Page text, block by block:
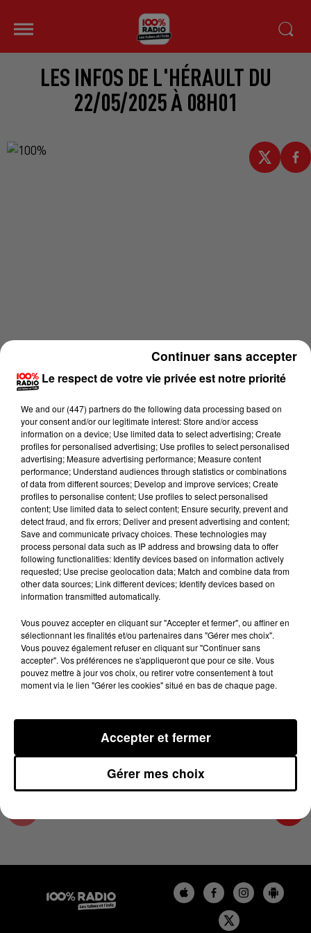
LES INFOS DE L'HÉRAULT DU
22/05/2025 À 08H01
Lecture (4 min 15 sec)
100%
100% Radio les infos de l'Hérault
22 mai 2025 - 4 min 15 sec
LES INFOS DE L'HÉRAULT DU 22/05/2025 À
08H01
Podcasts infos de l'Hérault
Le respect de votre vie privée est notre priorité
We and our (447) partnersdo the following data processing based on
your consent and/or our legitimate interest: Store and/or access
information on a device; Use limited data to select advertising; Create
profiles for personalised advertising; Use profiles to select personalised
advertising; Measure advertising performance; Measure content
performance; Understand audiences through statistics or combinations
of data from different sources; Develop and improve services; Create
profiles to personalise content; Use profiles to select personalised
content; Use limited data to select content; Ensure security, prevent and
detect fraud, and fix errors; Deliver and present advertising and content;
Save and communicate privacy choices. These technologies may
process personal data such as IP address and browsing data to offer
following functionalities: Identify devices based on information actively
requested; Use precise geolocation data; Match and combine data from
other data sources; Link different devices; Identify devices based on
information transmitted automatically.
Vous pouvez accepter en cliquant sur "Accepter et fermer", ou affiner en
sélectionnant les finalités et/ou partenaires dans "Gérer mes choix".
Vous pouvez également refuser en cliquant sur "Continuer sans
accepter". Vos préférences ne s'appliqueront que pour ce site. Vous
pouvez mettre à jour vos choix, ou retirer votre consentement à tout
moment via le lien "Gérer les cookies" situé en bas de chaque page.
Gérer mes choix
Accepter et fermer
Continuer sans accepter